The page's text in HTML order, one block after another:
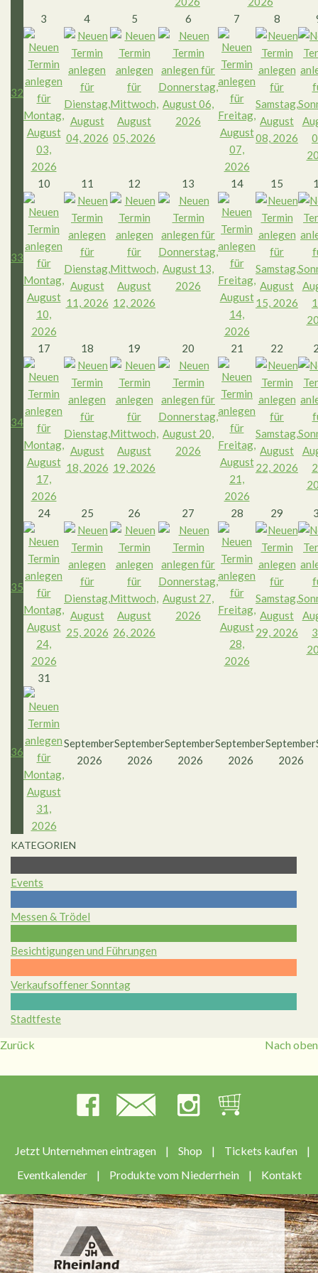
32
3 4 5 6 7 8
33
10 11 12 13 14 15
34
17 18 19 20 21 22
35
24 25 26 27 28 29
36
31
September
2026
September
2026
September
2026
September
2026
September
2026
KATEGORIEN
Events
Messen & Trödel
Besichtigungen und Führungen
Verkaufsoffener Sonntag
Stadtfeste
Zurück Nach oben
Jetzt Unternehmen eintragen | Shop | Tickets kaufen
|
Eventkalender
| Produkte vom Niederrhein | Kontakt